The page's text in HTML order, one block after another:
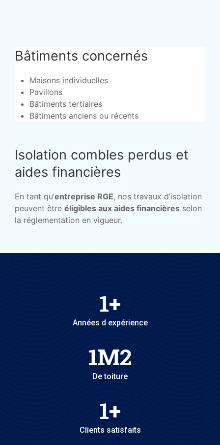
Bâtiments concernés
Maisons individuelles
Pavillons
Bâtiments tertiaires
Bâtiments anciens ou récents
Isolation combles perdus et
aides financières
En tant qu’entreprise RGE, nos travaux d’isolation
peuvent être éligibles aux aides financières selon
la réglementation en vigueur.
1+
Années d expérience
1M2
De toiture
1+
Clients satisfaits